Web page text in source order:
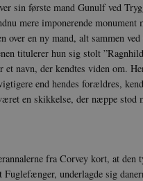
sin første mand Gunulf ved
mere imponerende monument
over en ny mand, alt sammen ved
titulerer hun sig stolt
et navn, der kendtes viden om.
end hendes forældres,
en skikkelse, der næppe stod
fra Corvey kort, at den
underlagde sig